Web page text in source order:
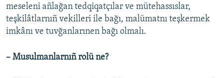
meseleni añlağan tedqiqatçılar ve mütehassıslar,
teşkilâtlarnıñ vekilleri ile bağı, malümatnı teşkermek
imkânı ve tuvğanlarınen bağı olmalı.
– Musulmanlarnıñ rolü ne?